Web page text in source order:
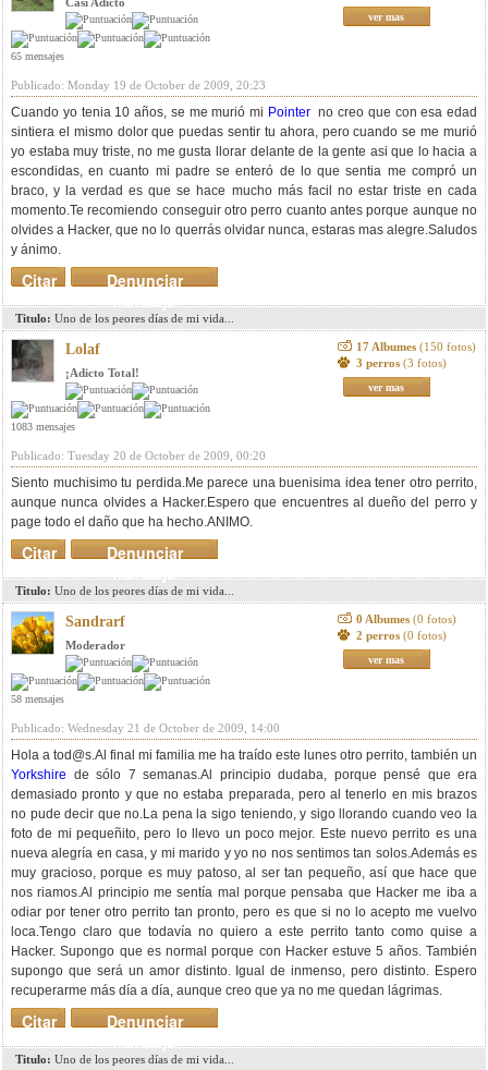
65 mensajes
ver mas
Publicado: Monday 19 de October de 2009, 20:23
Cuando yo tenia 10 años, se me murió mi Pointerno creo que con esa edad
sintiera el mismo dolor que puedas sentir tu ahora, pero cuando se me murió
yo estaba muy triste, no me gusta llorar delante de la gente asi que lo hacia a
escondidas, en cuanto mi padre se enteró de lo que sentia me compró un
braco, y la verdad es que se hace mucho más facil no estar triste en cada
momento.Te recomiendo conseguir otro perro cuanto antes porque aunque no
olvides a Hacker, que no lo querrás olvidar nunca, estaras mas alegre.Saludos
y ánimo.
Denunciar
mensaje
Citar
Titulo: Uno de los peores días de mi vida...
Lolaf
¡Adicto Total!
1083 mensajes
17 Albumes (150 fotos)
3 perros (3 fotos)
ver mas
Publicado: Tuesday 20 de October de 2009, 00:20
Siento muchisimo tu perdida.Me parece una buenisima idea tener otro perrito,
aunque nunca olvides a Hacker.Espero que encuentres al dueño del perro y
page todo el daño que ha hecho.ANIMO.
Denunciar
mensaje
Citar
Titulo: Uno de los peores días de mi vida...
Sandrarf
Moderador
58 mensajes
0 Albumes (0 fotos)
2 perros (0 fotos)
ver mas
Publicado: Wednesday 21 de October de 2009, 14:00
Hola a tod@s.Al final mi familia me ha traído este lunes otro perrito, también un
Yorkshire de sólo 7 semanas.Al principio dudaba, porque pensé que era
demasiado pronto y que no estaba preparada, pero al tenerlo en mis brazos
no pude decir que no.La pena la sigo teniendo, y sigo llorando cuando veo la
foto de mi pequeñito, pero lo llevo un poco mejor. Este nuevo perrito es una
nueva alegría en casa, y mi marido y yo no nos sentimos tan solos.Además es
muy gracioso, porque es muy patoso, al ser tan pequeño, así que hace que
nos riamos.Al principio me sentía mal porque pensaba que Hacker me iba a
odiar por tener otro perrito tan pronto, pero es que si no lo acepto me vuelvo
loca.Tengo claro que todavía no quiero a este perrito tanto como quise a
Hacker. Supongo que es normal porque con Hacker estuve 5 años. También
supongo que será un amor distinto. Igual de inmenso, pero distinto. Espero
recuperarme más día a día, aunque creo que ya no me quedan lágrimas.
Denunciar
mensaje
Citar
Titulo: Uno de los peores días de mi vida...